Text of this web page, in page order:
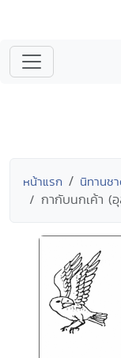
หน้าแรก นิทานช
กากับนกเค้า (